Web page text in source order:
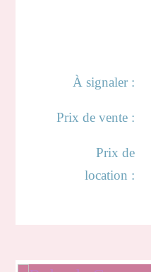
À signaler :
Prix de vente :
Prix de
location :